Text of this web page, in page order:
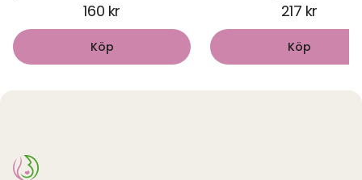
160 kr
Köp
217 kr
Köp